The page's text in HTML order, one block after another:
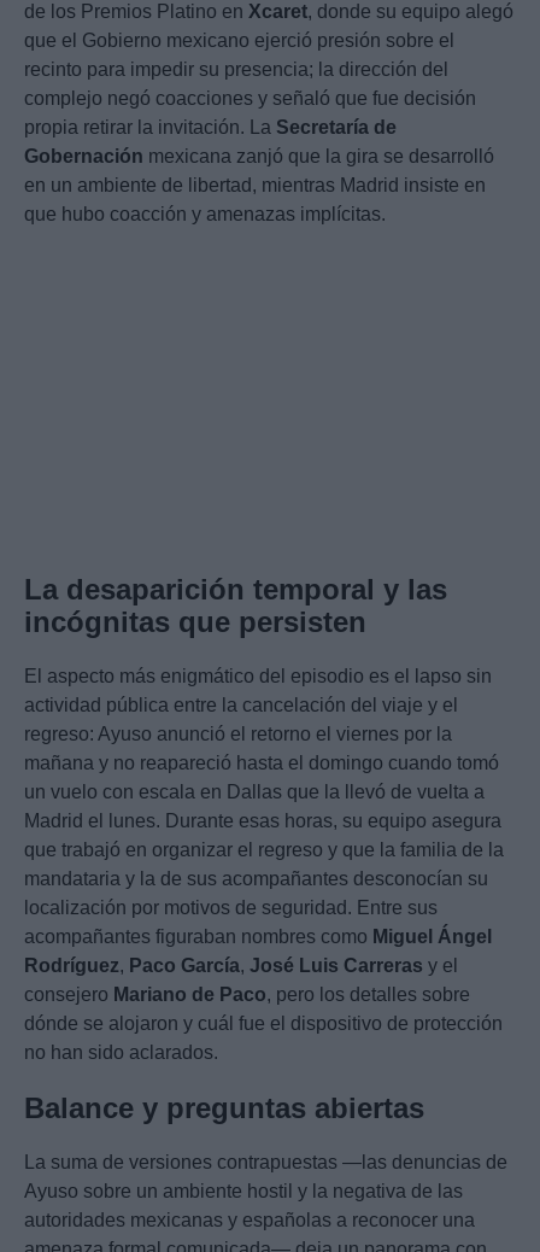
de los Premios Platino en Xcaret, donde su equipo alegó
que el Gobierno mexicano ejerció presión sobre el
recinto para impedir su presencia; la dirección del
complejo negó coacciones y señaló que fue decisión
propia retirar la invitación. La Secretaría de
Gobernación mexicana zanjó que la gira se desarrolló
en un ambiente de libertad, mientras Madrid insiste en
que hubo coacción y amenazas implícitas.
La desaparición temporal y las
incógnitas que persisten
El aspecto más enigmático del episodio es el lapso sin
actividad pública entre la cancelación del viaje y el
regreso: Ayuso anunció el retorno el viernes por la
mañana y no reapareció hasta el domingo cuando tomó
un vuelo con escala en Dallas que la llevó de vuelta a
Madrid el lunes. Durante esas horas, su equipo asegura
que trabajó en organizar el regreso y que la familia de la
mandataria y la de sus acompañantes desconocían su
localización por motivos de seguridad. Entre sus
acompañantes figuraban nombres como Miguel Ángel
Rodríguez, Paco García, José Luis Carreras y el
consejero Mariano de Paco, pero los detalles sobre
dónde se alojaron y cuál fue el dispositivo de protección
no han sido aclarados.
Balance y preguntas abiertas
La suma de versiones contrapuestas —las denuncias de
Ayuso sobre un ambiente hostil y la negativa de las
autoridades mexicanas y españolas a reconocer una